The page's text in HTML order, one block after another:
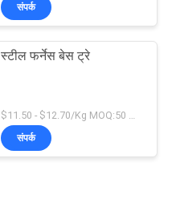
संपर्क
स्टील फर्नेस बेस ट्रे
संपर्क